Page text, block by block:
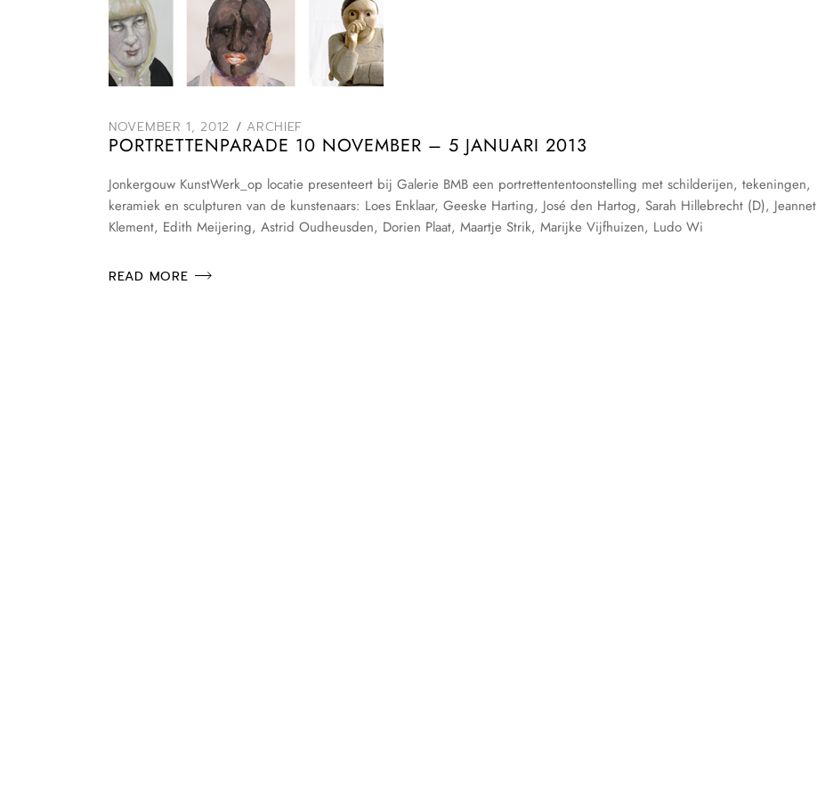
NOVEMBER 1, 2012 ARCHIEF
PORTRETTENPARADE 10 NOVEMBER – 5 JANUARI 2013
Jonkergouw KunstWerk_op locatie presenteert bij Galerie BMB een portrettententoonstelling met schilderijen, tekeningen,
keramiek en sculpturen van de kunstenaars: Loes Enklaar, Geeske Harting, José den Hartog, Sarah Hillebrecht (D), Jeannet
Klement, Edith Meijering, Astrid Oudheusden, Dorien Plaat, Maartje Strik, Marijke Vijfhuizen, Ludo Wi
READ MORE